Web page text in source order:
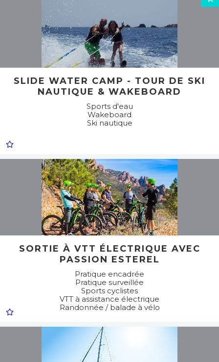
Stage de perfectionnement
Atelier / Initiation / Découverte
Sports d'eau
Wakeboard
Ski nautique
Engins tractés
SLIDE WATER CAMP - TOUR DE SKI
NAUTIQUE & WAKEBOARD
Sports d'eau
Wakeboard
Ski nautique
SORTIE À VTT ÉLECTRIQUE AVEC
PASSION ESTEREL
Pratique encadrée
Pratique surveillée
Sports cyclistes
VTT à assistance électrique
Randonnée / balade à vélo